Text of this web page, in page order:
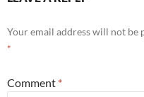
Your email address will not be
*
Comment *